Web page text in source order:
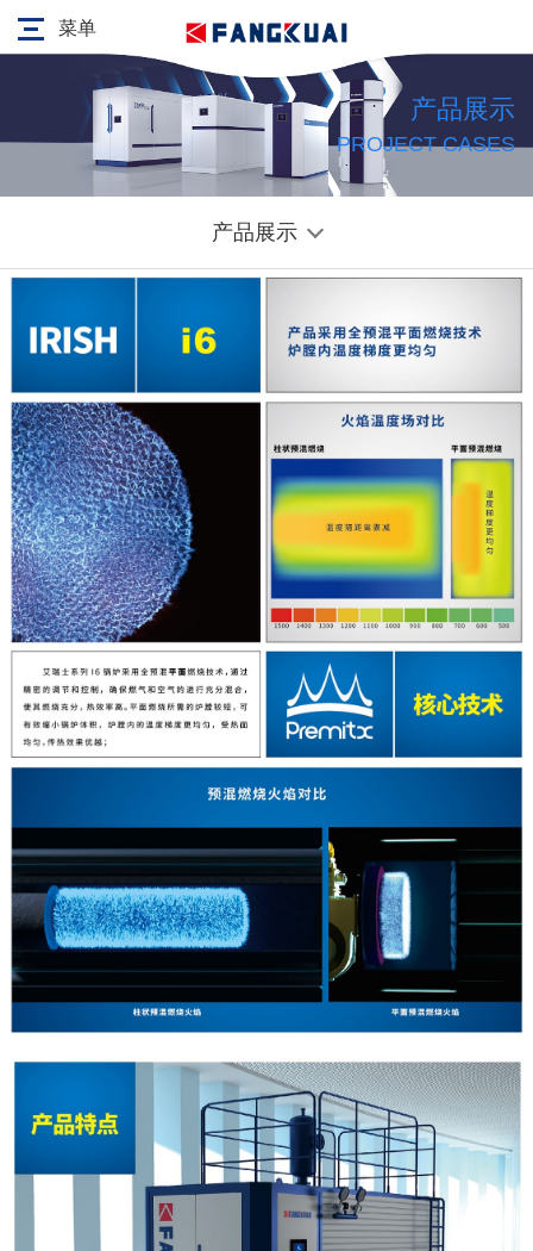
菜单
产品展示
PROJECT CASES
产品展示